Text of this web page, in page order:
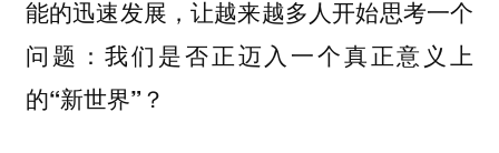
能的迅速发展，让越来越多人开始思考一个
问题：我们是否正迈入一个真正意义上
的“新世界”？